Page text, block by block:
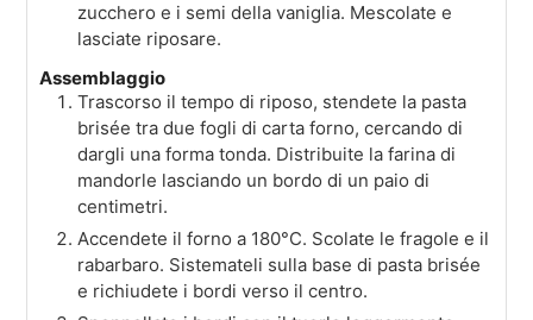
zucchero e i semi della vaniglia. Mescolate e
lasciate riposare.
Assemblaggio
Trascorso il tempo di riposo, stendete la pasta
brisée tra due fogli di carta forno, cercando di
dargli una forma tonda. Distribuite la farina di
mandorle lasciando un bordo di un paio di
centimetri.
Accendete il forno a 180°C. Scolate le fragole e il
rabarbaro. Sistemateli sulla base di pasta brisée
e richiudete i bordi verso il centro.